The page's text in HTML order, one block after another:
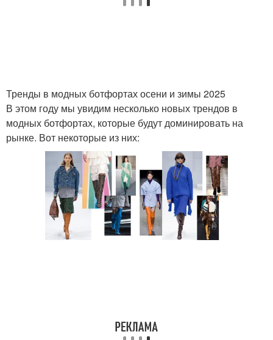
Тренды в модных ботфортах осени и зимы 2025
В этом году мы увидим несколько новых трендов в
модных ботфортах, которые будут доминировать на
рынке. Вот некоторые из них: